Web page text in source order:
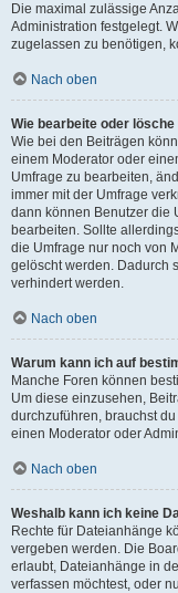
Die maximal zulässige
Administration festgelegt.
zugelassen zu benötigen,
Nach oben
Wie bearbeite oder
Wie bei den Beiträgen
einem Moderator oder
Umfrage zu bearbeiten,
immer mit der Umfrage
dann können Benutzer die
bearbeiten. Sollte
die Umfrage nur noch von
gelöscht werden. Dadurch
verhindert werden.
Nach oben
Warum kann ich auf
Manche Foren können
Um diese einzusehen,
durchzuführen, brauchst
einen Moderator oder
Nach oben
Weshalb kann ich keine
Rechte für Dateianhänge
vergeben werden. Die
erlaubt, Dateianhänge in
verfassen möchtest, oder